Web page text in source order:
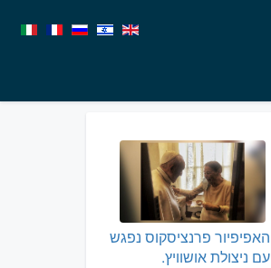
האפיפיור פרנציסקוס נפגש
עם ניצולת אושוויץ.